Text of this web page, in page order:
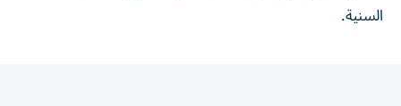
السنية.